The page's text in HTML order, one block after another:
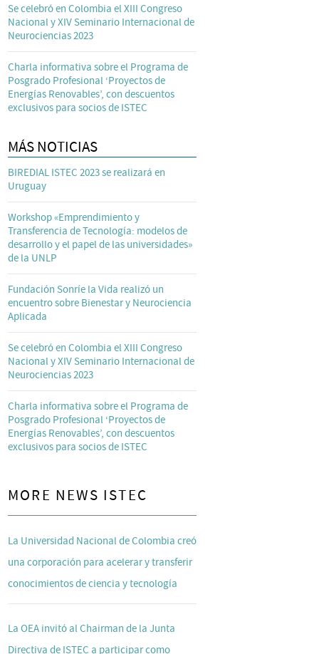
Se celebró en Colombia el XIII Congreso
Nacional y XIV Seminario Internacional de
Neurociencias 2023
Charla informativa sobre el Programa de
Posgrado Profesional ‘Proyectos de
Energías Renovables’, con descuentos
exclusivos para socios de ISTEC
MÁS NOTICIAS
BIREDIAL ISTEC 2023 se realizará en
Uruguay
Workshop «Emprendimiento y
Transferencia de Tecnología: modelos de
desarrollo y el papel de las universidades»
de la UNLP
Fundación Sonríe la Vida realizó un
encuentro sobre Bienestar y Neurociencia
Aplicada
Se celebró en Colombia el XIII Congreso
Nacional y XIV Seminario Internacional de
Neurociencias 2023
Charla informativa sobre el Programa de
Posgrado Profesional ‘Proyectos de
Energías Renovables’, con descuentos
exclusivos para socios de ISTEC
MORE NEWS ISTEC
La Universidad Nacional de Colombia creó
una corporación para acelerar y transferir
conocimientos de ciencia y tecnología
La OEA invitó al Chairman de la Junta
Directiva de ISTEC a participar como